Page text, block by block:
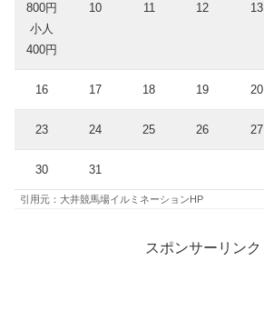
800円
小人
400円
10 11 12 13
16 17 18 19 20
23 24 25 26 27
30 31
引用元：大井競馬場イルミネーションHP
スポンサーリンク